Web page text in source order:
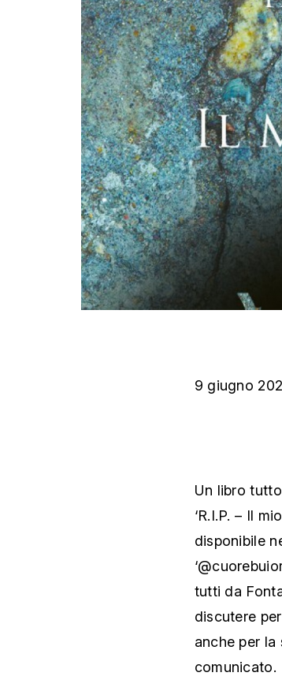
9 giugno
Un libro
‘R.I.P. – Il
disponibile
tutti da
discutere
anche per la
comunicato.